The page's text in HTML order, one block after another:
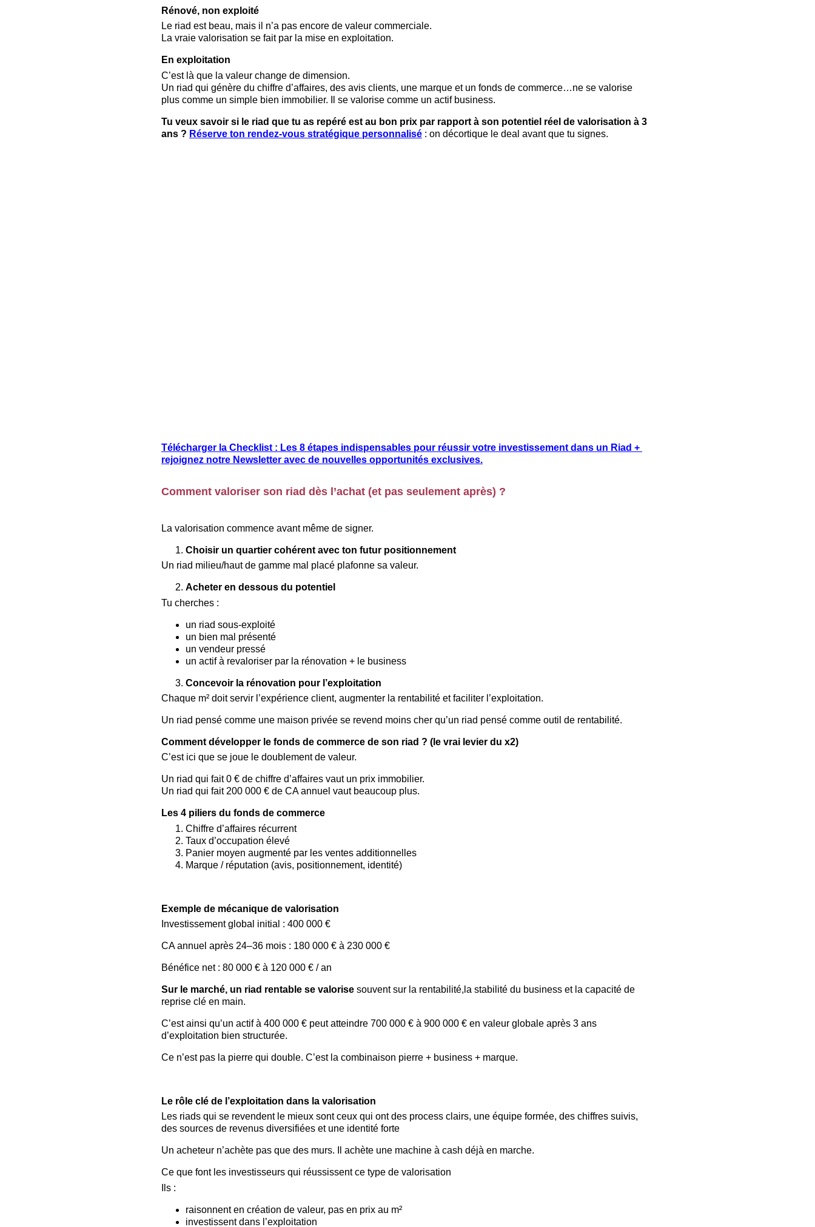
Rénové, non exploité
Le riad est beau, mais il n’a pas encore de valeur commerciale.
La vraie valorisation se fait par la mise en exploitation.
En exploitation
C’est là que la valeur change de dimension.
Un riad qui génère du chiffre d’affaires, des avis clients, une marque et un fonds de commerce…ne se valorise
plus comme un simple bien immobilier. Il se valorise comme un actif business.
Tu veux savoir si le riad que tu as repéré est au bon prix par rapport à son potentiel réel de valorisation à 3
ans ? Réserve ton rendez-vous stratégique personnalisé : on décortique le deal avant que tu signes.
Télécharger la Checklist : Les 8 étapes indispensables pour réussir votre investissement dans un Riad +
rejoignez notre Newsletter avec de nouvelles opportunités exclusives.
Comment valoriser son riad dès l’achat (et pas seulement après) ?
La valorisation commence avant même de signer.
Choisir un quartier cohérent avec ton futur positionnement
Un riad milieu/haut de gamme mal placé plafonne sa valeur.
Acheter en dessous du potentiel
Tu cherches :
un riad sous-exploité
un bien mal présenté
un vendeur pressé
un actif à revaloriser par la rénovation + le business
Concevoir la rénovation pour l’exploitation
Chaque m² doit servir l’expérience client, augmenter la rentabilité et faciliter l’exploitation.
Un riad pensé comme une maison privée se revend moins cher qu’un riad pensé comme outil de rentabilité.
Comment développer le fonds de commerce de son riad ? (le vrai levier du x2)
C’est ici que se joue le doublement de valeur.
Un riad qui fait 0 € de chiffre d’affaires vaut un prix immobilier.
Un riad qui fait 200 000 € de CA annuel vaut beaucoup plus.
Les 4 piliers du fonds de commerce
Chiffre d’affaires récurrent
Taux d’occupation élevé
Panier moyen augmenté par les ventes additionnelles
Marque / réputation (avis, positionnement, identité)
Exemple de mécanique de valorisation
Investissement global initial : 400 000 €
CA annuel après 24–36 mois : 180 000 € à 230 000 €
Bénéfice net : 80 000 € à 120 000 € / an
Sur le marché, un riad rentable se valorise souvent sur la rentabilité,la stabilité du business et la capacité de
reprise clé en main.
C’est ainsi qu’un actif à 400 000 € peut atteindre 700 000 € à 900 000 € en valeur globale après 3 ans
d’exploitation bien structurée.
Ce n’est pas la pierre qui double. C’est la combinaison pierre + business + marque.
Le rôle clé de l’exploitation dans la valorisation
Les riads qui se revendent le mieux sont ceux qui ont des process clairs, une équipe formée, des chiffres suivis,
des sources de revenus diversifiées et une identité forte
Un acheteur n’achète pas que des murs. Il achète une machine à cash déjà en marche.
Ce que font les investisseurs qui réussissent ce type de valorisation
Ils :
raisonnent en création de valeur, pas en prix au m²
investissent dans l’exploitation